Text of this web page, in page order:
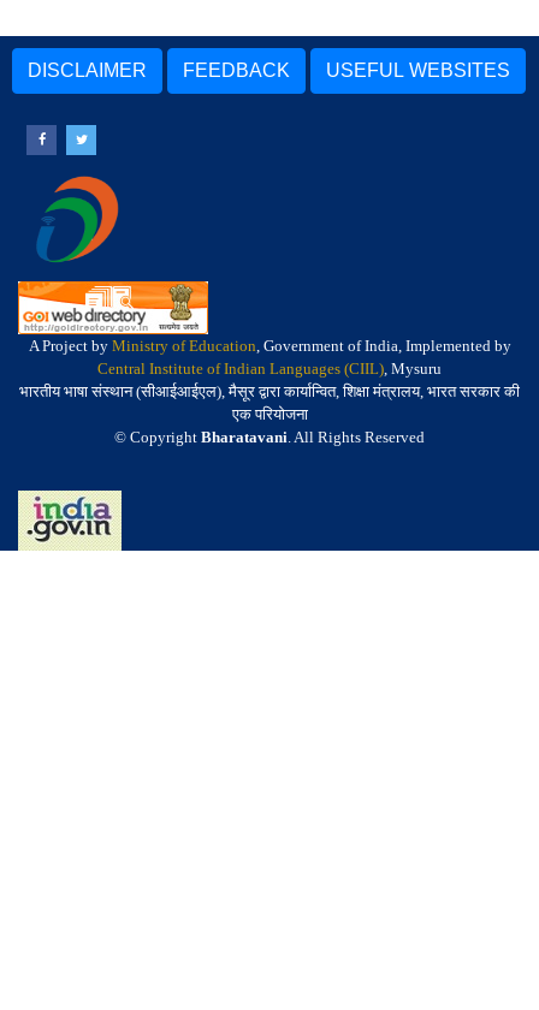
DISCLAIMER FEEDBACK USEFUL WEBSITES
A Project by Ministry of Education, Government of India, Implemented by
Central Institute of Indian Languages (CIIL), Mysuru
भारतीय भाषा संस्थान (सीआईआईएल), मैसूर द्वारा कार्यान्वित, शिक्षा मंत्रालय, भारत सरकार की
एक परियोजना
© Copyright Bharatavani. All Rights Reserved